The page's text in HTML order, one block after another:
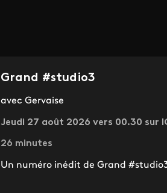
Grand #studio3
avec Gervaise
Jeudi 27 août 2026 vers 00.30 sur
26 minutes
Un numéro inédit de Grand